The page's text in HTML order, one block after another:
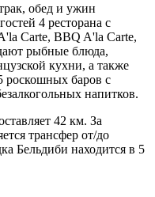
обед и ужин
4 ресторана с
Carte, BBQ A'la Carte,
рыбные блюда,
кухни, а также
роскошных баров с
напитков.
42 км. За
трансфер от/до
Бельдиби находится в 5